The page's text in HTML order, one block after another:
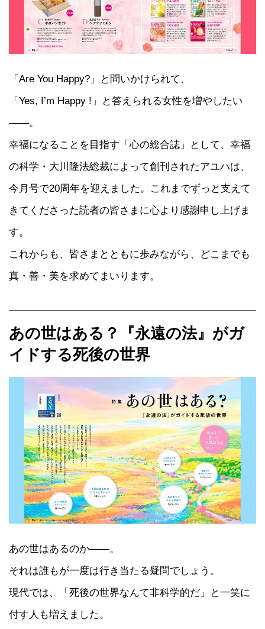
「Are You Happy?」と問いかけられて、
「Yes, I’m Happy !」と答えられる女性を増やしたい
――。
幸福になることを目指す「心の総合誌」として、幸福
の科学・大川隆法総裁によって創刊されたアユハは、
今月号で20周年を迎えました。これまでずっと支えて
きてくださった読者の皆さまに心より感謝申し上げま
す。
これからも、皆さまとともに歩みながら、どこまでも
真・善・美を求めてまいります。
あの世はある？『永遠の法』がガ
イドする死後の世界
あの世はあるのか――。
それは誰もが一度は行き当たる疑問でしょう。
現代では、「死後の世界なんて非科学的だ」と一笑に
付す人も増えました。